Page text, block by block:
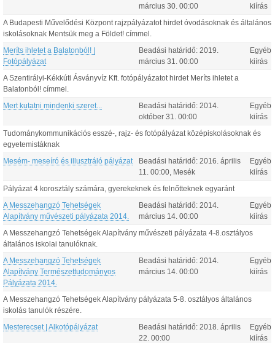
március 30 00:00
kiírás
A Budapesti Művelődési Központ rajzpályázatot hirdet óvodásoknak és általános
iskolásoknak Mentsük meg a Földet! címmel.
Meríts ihletet a Balatonból! |
Fotópályázat
Beadási határidő: 2019.
március 31 00:00
Egyéb
kiírás
A Szentirályi-Kékkúti Ásványvíz Kft. fotópályázatot hirdet Meríts ihletet a
Balatonból! címmel.
Mert kutatni mindenki szeret... Beadási határidő: 2014.
október 31 00:00
Egyéb
kiírás
Tudománykommunikációs esszé-, rajz- és fotópályázat középiskolásoknak és
egyetemistáknak
Mesém- meseíró és illusztráló pályázat Beadási határidő: 2016. április
11
00:00 , Mesék
Egyéb
kiírás
Pályázat 4 korosztály számára, gyerekeknek és felnőtteknek egyaránt
A Messzehangzó Tehetségek
Alapítvány művészeti pályázata 2014.
Beadási határidő: 2014.
március 14 00:00
Egyéb
kiírás
A Messzehangzó Tehetségek Alapítvány művészeti pályázata 4-8.osztályos
általános iskolai tanulóknak.
A Messzehangzó Tehetségek
Alapítvány Természettudományos
Pályázata 2014.
Beadási határidő: 2014.
március 14 00:00
Egyéb
kiírás
A Messzehangzó Tehetségek Alapítvány pályázata 5-8. osztályos általános
iskolás tanulók részére.
Mesterecset | Alkotópályázat Beadási határidő: 2018. április
22 00:00
Egyéb
kiírás